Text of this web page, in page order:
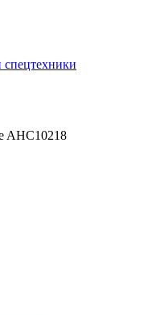
спецтехники
AHC10218